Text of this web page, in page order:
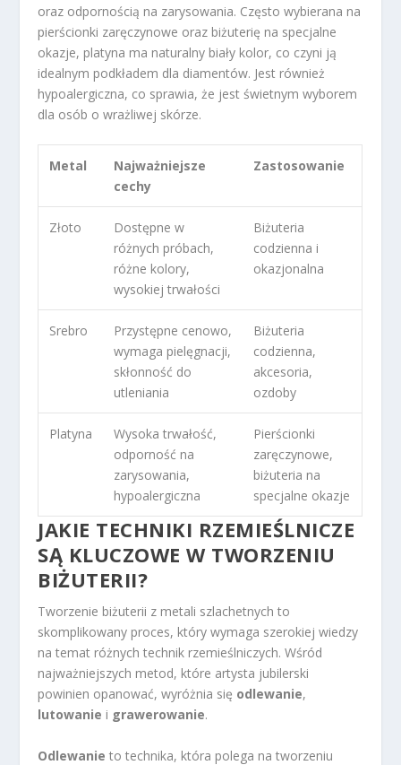
oraz odpornością na zarysowania. Często wybierana na
pierścionki zaręczynowe oraz biżuterię na specjalne
okazje, platyna ma naturalny biały kolor, co czyni ją
idealnym podkładem dla diamentów. Jest również
hypoalergiczna, co sprawia, że jest świetnym wyborem
dla osób o wrażliwej skórze.
Metal
Najważniejsze
cechy
Zastosowanie
Złoto
Dostępne w
różnych próbach,
różne kolory,
wysokiej trwałości
Biżuteria
codzienna i
okazjonalna
Srebro
Przystępne cenowo,
wymaga pielęgnacji,
skłonność do
utleniania
Biżuteria
codzienna,
akcesoria,
ozdoby
Platyna
Wysoka trwałość,
odporność na
zarysowania,
hypoalergiczna
Pierścionki
zaręczynowe,
biżuteria na
specjalne okazje
JAKIE TECHNIKI RZEMIEŚLNICZE
SĄ KLUCZOWE W TWORZENIU
BIŻUTERII?
Tworzenie biżuterii z metali szlachetnych to
skomplikowany proces, który wymaga szerokiej wiedzy
na temat różnych technik rzemieślniczych. Wśród
najważniejszych metod, które artysta jubilerski
powinien opanować, wyróżnia się odlewanie,
lutowanie i grawerowanie.
Odlewanie to technika, która polega na tworzeniu